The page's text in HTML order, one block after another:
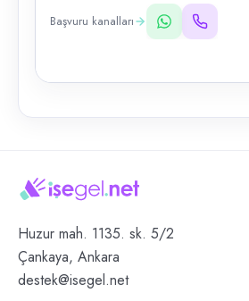
Başvuru kanalları
Huzur mah. 1135. sk. 5/2
Çankaya, Ankara
destek@isegel.net